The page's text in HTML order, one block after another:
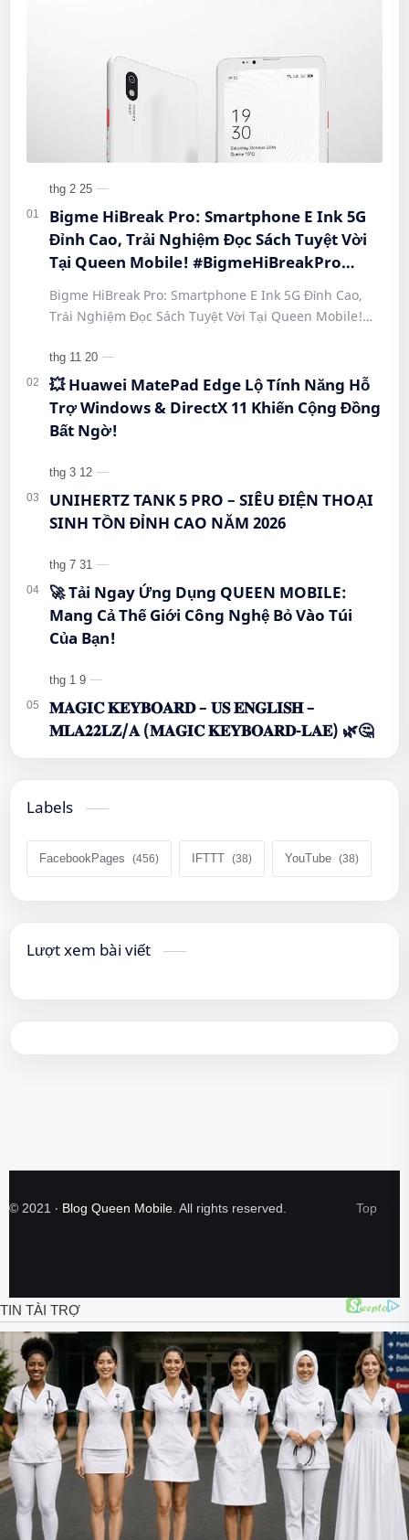
Bigme HiBreak Pro: Smartphone E Ink 5G
Đỉnh Cao, Trải Nghiệm Đọc Sách Tuyệt Vời
Tại Queen Mobile! #BigmeHiBreakPro
#SmartphoneEInk #QueenMobile
#HiBreakPro5G #DienThoaiDocSach
#CongNgheMoi #MuaSamThongMinh
#EInkPhone #5GSmartphone
Bigme HiBreak Pro: Smartphone E Ink 5G Đỉnh Cao,
Trải Nghiệm Đọc Sách Tuyệt Vời Tại Queen Mobile!
#Hi…
💥 Huawei MatePad Edge Lộ Tính Năng Hỗ
Trợ Windows & DirectX 11 Khiến Cộng Đồng
Bất Ngờ!
UNIHERTZ TANK 5 PRO – SIÊU ĐIỆN THOẠI
SINH TỒN ĐỈNH CAO NĂM 2026
🚀 Tải Ngay Ứng Dụng QUEEN MOBILE:
Mang Cả Thế Giới Công Nghệ Bỏ Vào Túi
Của Bạn!
𝐌𝐀𝐆𝐈𝐂 𝐊𝐄𝐘𝐁𝐎𝐀𝐑𝐃 – 𝐔𝐒 𝐄𝐍𝐆𝐋𝐈𝐒𝐇 –
𝐌𝐋𝐀𝟐𝟐𝐋𝐙/𝐀 (𝐌𝐀𝐆𝐈𝐂 𝐊𝐄𝐘𝐁𝐎𝐀𝐑𝐃-𝐋𝐀𝐄) 🌿🤔
Labels
FacebookPages IFTTT YouTube
Lượt xem bài viết
© 2021 ‧ Blog Queen Mobile. All rights reserved.